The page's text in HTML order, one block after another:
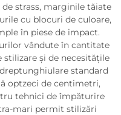
strass, marginile tăiate
cu blocuri de culoare,
în piese de impact.
vândute în cantitate
și de necesitățile
standard
optzeci de centimetri,
tehnici de împăturire
mari permit stilizări